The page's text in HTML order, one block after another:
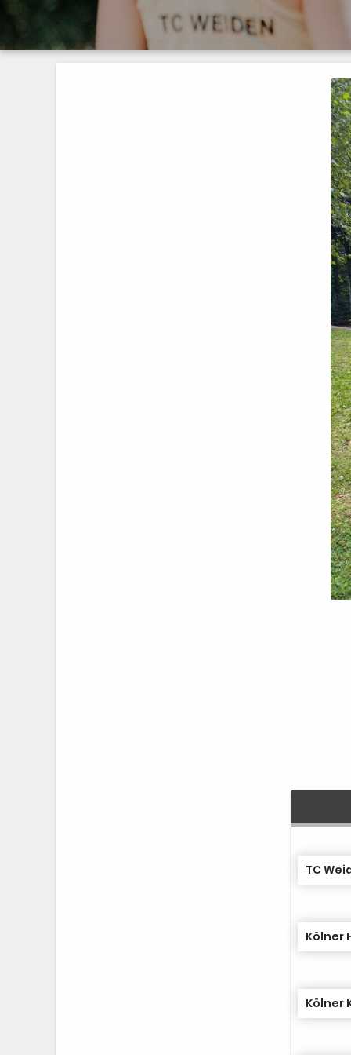
TC
Kölner
Kölner